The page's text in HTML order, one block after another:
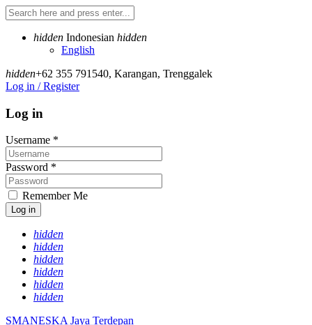
hidden Indonesian hidden
English
hidden+62 355 791540, Karangan, Trenggalek
Log in / Register
Log in
Username *
Password *
Remember Me
Log in
hidden
hidden
hidden
hidden
hidden
hidden
SMANESKA Jaya Terdepan